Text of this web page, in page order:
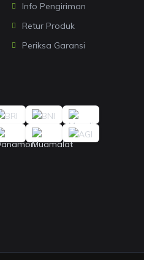
Info Pengiriman
Retur Produk
Periksa Garansi